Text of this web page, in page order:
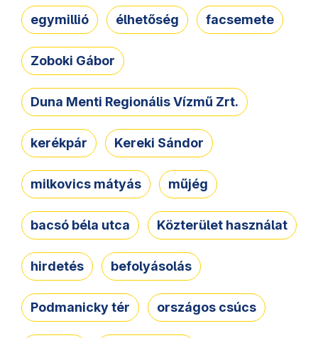
egymillió élhetőség facsemete
Zoboki Gábor
Duna Menti Regionális Vízmű Zrt.
kerékpár Kereki Sándor
milkovics mátyás műjég
bacsó béla utca Közterület használat
hirdetés befolyásolás
Podmanicky tér országos csúcs